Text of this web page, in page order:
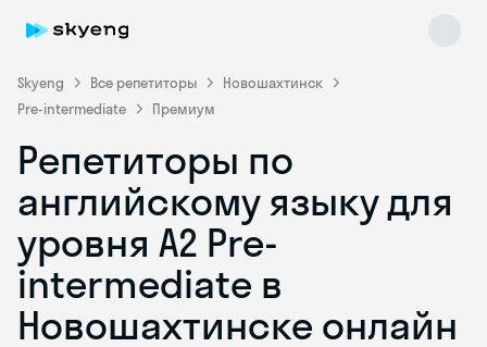
Skyeng Все репетиторы
Новошахтинск
Pre-intermediate
Премиум
Репетиторы по
английскому языку для
уровня A2 Pre-
intermediate в
Новошахтинске онлайн
Skyeng Chat